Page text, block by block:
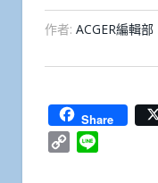
作者: ACGER編輯部
Share
Copy